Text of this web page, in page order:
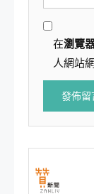
在瀏覽
人網站